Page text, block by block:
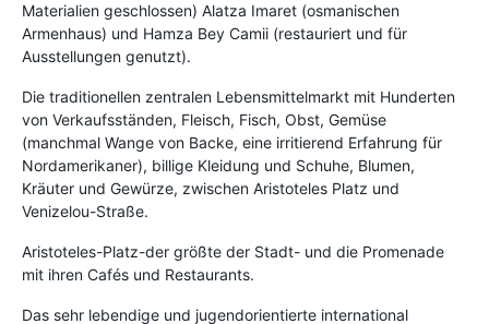
Materialien geschlossen) Alatza Imaret (osmanischen
Armenhaus) und Hamza Bey Camii (restauriert und für
Ausstellungen genutzt).
Die traditionellen zentralen Lebensmittelmarkt mit Hunderten
von Verkaufsständen, Fleisch, Fisch, Obst, Gemüse
(manchmal Wange von Backe, eine irritierend Erfahrung für
Nordamerikaner), billige Kleidung und Schuhe, Blumen,
Kräuter und Gewürze, zwischen Aristoteles Platz und
Venizelou-Straße.
Aristoteles-Platz-der größte der Stadt- und die Promenade
mit ihren Cafés und Restaurants.
Das sehr lebendige und jugendorientierte international